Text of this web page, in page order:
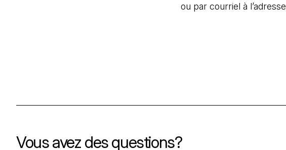
ou par courriel à l’adresse
Vous avez des questions?